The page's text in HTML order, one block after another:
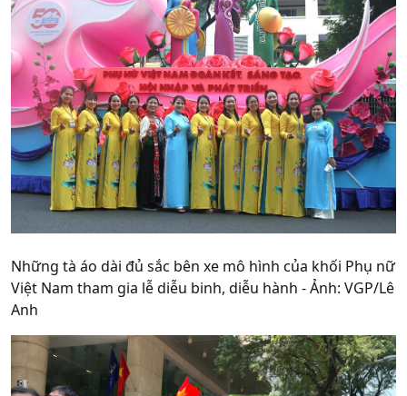
Những tà áo dài đủ sắc bên xe mô hình của khối Phụ nữ
Việt Nam tham gia lễ diễu binh, diễu hành - Ảnh: VGP/Lê
Anh